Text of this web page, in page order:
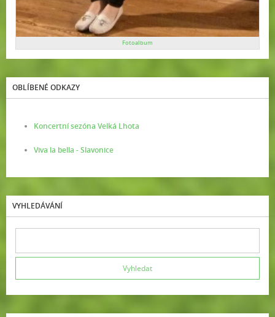
Fotoalbum
OBLÍBENÉ ODKAZY
Koncertní sezóna Velká Lhota
Viva la bella - Slavonice
VYHLEDÁVÁNÍ